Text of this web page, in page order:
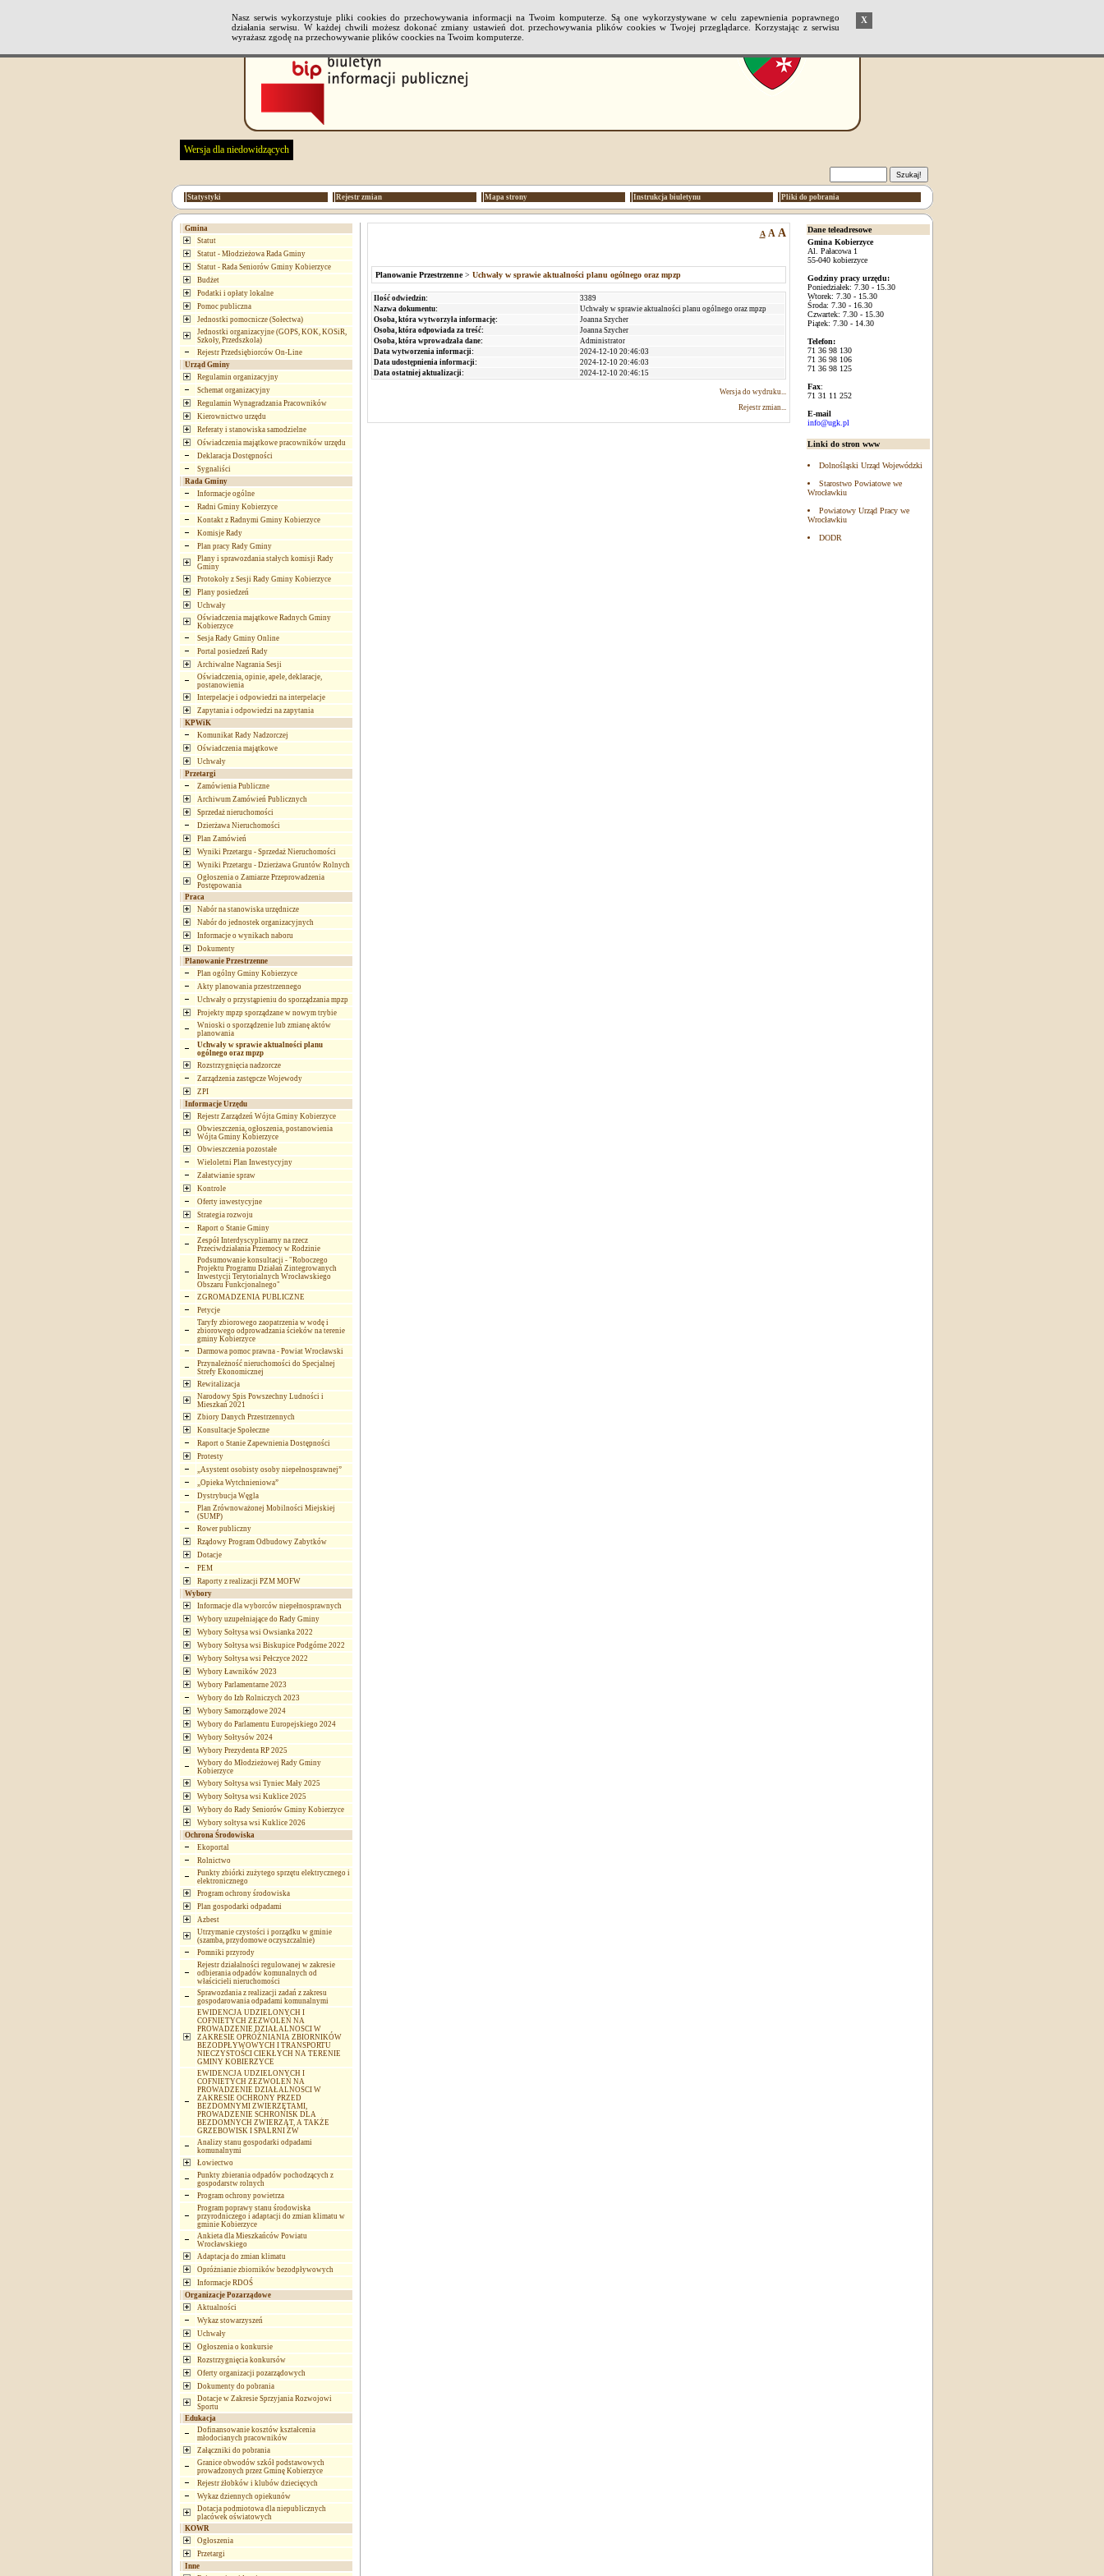
Nasz serwis wykorzystuje pliki cookies do przechowywania informacji na Twoim komputerze. Są one wykorzystywane w celu zapewnienia poprawnego
działania serwisu. W każdej chwili możesz dokonać zmiany ustawień dot. przechowywania plików cookies w Twojej przeglądarce. Korzystając z serwisu
wyrażasz zgodę na przechowywanie plików coockies na Twoim komputerze.
X
Wersja dla niedowidzących
Statystyki Rejestr zmian Mapa strony Instrukcja biuletynu Pliki do pobrania
Gmina
Statut
Statut - Młodzieżowa Rada Gminy
Statut - Rada Seniorów Gminy Kobierzyce
Budżet
Podatki i opłaty lokalne
Pomoc publiczna
Jednostki pomocnicze (Sołectwa)
Jednostki organizacyjne (GOPS, KOK, KOSiR,
Szkoły, Przedszkola)
Rejestr Przedsiębiorców On-Line
Urząd Gminy
Regulamin organizacyjny
Schemat organizacyjny
Regulamin Wynagradzania Pracowników
Kierownictwo urzędu
Referaty i stanowiska samodzielne
Oświadczenia majątkowe pracowników urzędu
Deklaracja Dostępności
Sygnaliści
Rada Gminy
Informacje ogólne
Radni Gminy Kobierzyce
Kontakt z Radnymi Gminy Kobierzyce
Komisje Rady
Plan pracy Rady Gminy
Plany i sprawozdania stałych komisji Rady
Gminy
Protokoły z Sesji Rady Gminy Kobierzyce
Plany posiedzeń
Uchwały
Oświadczenia majątkowe Radnych Gminy
Kobierzyce
Sesja Rady Gminy Online
Portal posiedzeń Rady
Archiwalne Nagrania Sesji
Oświadczenia, opinie, apele, deklaracje,
postanowienia
Interpelacje i odpowiedzi na interpelacje
Zapytania i odpowiedzi na zapytania
KPWiK
Komunikat Rady Nadzorczej
Oświadczenia majątkowe
Uchwały
Przetargi
Zamówienia Publiczne
Archiwum Zamówień Publicznych
Sprzedaż nieruchomości
Dzierżawa Nieruchomości
Plan Zamówień
Wyniki Przetargu - Sprzedaż Nieruchomości
Wyniki Przetargu - Dzierżawa Gruntów Rolnych
Ogłoszenia o Zamiarze Przeprowadzenia
Postępowania
Praca
Nabór na stanowiska urzędnicze
Nabór do jednostek organizacyjnych
Informacje o wynikach naboru
Dokumenty
Planowanie Przestrzenne
Plan ogólny Gminy Kobierzyce
Akty planowania przestrzennego
Uchwały o przystąpieniu do sporządzania mpzp
Projekty mpzp sporządzane w nowym trybie
Wnioski o sporządzenie lub zmianę aktów
planowania
Uchwały w sprawie aktualności planu
ogólnego oraz mpzp
Rozstrzygnięcia nadzorcze
Zarządzenia zastępcze Wojewody
ZPI
Informacje Urzędu
Rejestr Zarządzeń Wójta Gminy Kobierzyce
Obwieszczenia, ogłoszenia, postanowienia
Wójta Gminy Kobierzyce
Obwieszczenia pozostałe
Wieloletni Plan Inwestycyjny
Załatwianie spraw
Kontrole
Oferty inwestycyjne
Strategia rozwoju
Raport o Stanie Gminy
Zespół Interdyscyplinarny na rzecz
Przeciwdziałania Przemocy w Rodzinie
Podsumowanie konsultacji - "Roboczego
Projektu Programu Działań Zintegrowanych
Inwestycji Terytorialnych Wrocławskiego
Obszaru Funkcjonalnego"
ZGROMADZENIA PUBLICZNE
Petycje
Taryfy zbiorowego zaopatrzenia w wodę i
zbiorowego odprowadzania ścieków na terenie
gminy Kobierzyce
Darmowa pomoc prawna - Powiat Wrocławski
Przynależność nieruchomości do Specjalnej
Strefy Ekonomicznej
Rewitalizacja
Narodowy Spis Powszechny Ludności i
Mieszkań 2021
Zbiory Danych Przestrzennych
Konsultacje Społeczne
Raport o Stanie Zapewnienia Dostępności
Protesty
„Asystent osobisty osoby niepełnosprawnej”
„Opieka Wytchnieniowa”
Dystrybucja Węgla
Plan Zrównoważonej Mobilności Miejskiej
(SUMP)
Rower publiczny
Rządowy Program Odbudowy Zabytków
Dotacje
PEM
Raporty z realizacji PZM MOFW
Wybory
Informacje dla wyborców niepełnosprawnych
Wybory uzupełniające do Rady Gminy
Wybory Sołtysa wsi Owsianka 2022
Wybory Sołtysa wsi Biskupice Podgórne 2022
Wybory Sołtysa wsi Pełczyce 2022
Wybory Ławników 2023
Wybory Parlamentarne 2023
Wybory do Izb Rolniczych 2023
Wybory Samorządowe 2024
Wybory do Parlamentu Europejskiego 2024
Wybory Sołtysów 2024
Wybory Prezydenta RP 2025
Wybory do Młodzieżowej Rady Gminy
Kobierzyce
Wybory Sołtysa wsi Tyniec Mały 2025
Wybory Sołtysa wsi Kuklice 2025
Wybory do Rady Seniorów Gminy Kobierzyce
Wybory sołtysa wsi Kuklice 2026
Ochrona Środowiska
Ekoportal
Rolnictwo
Punkty zbiórki zużytego sprzętu elektrycznego i
elektronicznego
Program ochrony środowiska
Plan gospodarki odpadami
Azbest
Utrzymanie czystości i porządku w gminie
(szamba, przydomowe oczyszczalnie)
Pomniki przyrody
Rejestr działalności regulowanej w zakresie
odbierania odpadów komunalnych od
właścicieli nieruchomości
Sprawozdania z realizacji zadań z zakresu
gospodarowania odpadami komunalnymi
EWIDENCJA UDZIELONYCH I
COFNIETYCH ZEZWOLEŃ NA
PROWADZENIE DZIAŁALNOSCI W
ZAKRESIE OPRÓŻNIANIA ZBIORNIKÓW
BEZODPŁYWOWYCH I TRANSPORTU
NIECZYSTOŚCI CIEKŁYCH NA TERENIE
GMINY KOBIERZYCE
EWIDENCJA UDZIELONYCH I
COFNIETYCH ZEZWOLEŃ NA
PROWADZENIE DZIAŁALNOSCI W
ZAKRESIE OCHRONY PRZED
BEZDOMNYMI ZWIERZĘTAMI,
PROWADZENIE SCHRONISK DLA
BEZDOMNYCH ZWIERZĄT, A TAKŻE
GRZEBOWISK I SPALRNI ZW
Analizy stanu gospodarki odpadami
komunalnymi
Łowiectwo
Punkty zbierania odpadów pochodzących z
gospodarstw rolnych
Program ochrony powietrza
Program poprawy stanu środowiska
przyrodniczego i adaptacji do zmian klimatu w
gminie Kobierzyce
Ankieta dla Mieszkańców Powiatu
Wrocławskiego
Adaptacja do zmian klimatu
Opróżnianie zbiorników bezodpływowych
Informacje RDOŚ
Organizacje Pozarządowe
Aktualności
Wykaz stowarzyszeń
Uchwały
Ogłoszenia o konkursie
Rozstrzygnięcia konkursów
Oferty organizacji pozarządowych
Dokumenty do pobrania
Dotacje w Zakresie Sprzyjania Rozwojowi
Sportu
Edukacja
Dofinansowanie kosztów kształcenia
młodocianych pracowników
Załączniki do pobrania
Granice obwodów szkół podstawowych
prowadzonych przez Gminę Kobierzyce
Rejestr żłobków i klubów dziecięcych
Wykaz dziennych opiekunów
Dotacja podmiotowa dla niepublicznych
placówek oświatowych
KOWR
Ogłoszenia
Przetargi
Inne
A A A
Planowanie Przestrzenne> Uchwały w sprawie aktualności planu ogólnego oraz mpzp
Ilość odwiedzin:
3389
Nazwa dokumentu:
Uchwały w sprawie aktualności planu ogólnego oraz mpzp
Osoba, która wytworzyła informację:
Joanna Szycher
Osoba, która odpowiada za treść:
Joanna Szycher
Osoba, która wprowadzała dane:
Administrator
Data wytworzenia informacji:
2024-12-10 20:46:03
Data udostępnienia informacji:
2024-12-10 20:46:03
Data ostatniej aktualizacji:
2024-12-10 20:46:15
Wersja do wydruku...
Rejestr zmian...
Dane teleadresowe
Gmina Kobierzyce
Al. Pałacowa 1
55-040 kobierzyce
Godziny pracy urzędu:
Poniedziałek: 7.30 - 15.30
Wtorek: 7.30 - 15.30
Środa: 7.30 - 16.30
Czwartek: 7.30 - 15.30
Piątek: 7.30 - 14.30
Telefon:
71 36 98 130
71 36 98 106
71 36 98 125
Fax:
71 31 11 252
E-mail
info@ugk.pl
Linki do stron www
Dolnośląski Urząd Wojewódzki
Starostwo Powiatowe we
Wrocławkiu
Powiatowy Urząd Pracy we
Wrocławkiu
DODR